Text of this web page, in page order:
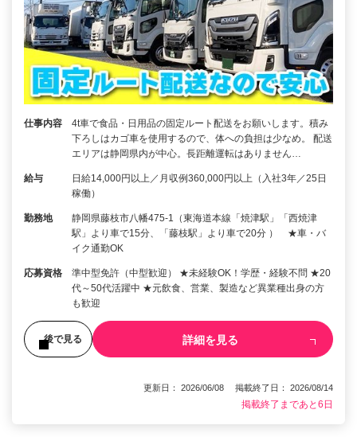
仕事内容
4t車で食品・日用品の固定ルート配送をお願いします。積み
下ろしはカゴ車を使用するので、体への負担は少なめ。 配送
エリアは静岡県内が中心。長距離運転はありません…
給与
日給14,000円以上／月収例360,000円以上（入社3年／25日
稼働）
勤務地
静岡県藤枝市八幡475-1（東海道本線「焼津駅」「西焼津
駅」より車で15分、「藤枝駅」より車で20分 ） ★車・バ
イク通勤OK
応募資格
準中型免許（中型歓迎） ★未経験OK！学歴・経験不問 ★20
代～50代活躍中 ★元飲食、営業、製造など異業種出身の方
も歓迎
後で見る 詳細を見る
更新日： 2026/06/08 掲載終了日： 2026/08/14
掲載終了まであと6日